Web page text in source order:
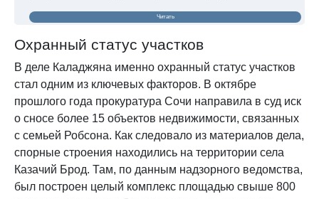
Читать
Охранный статус участков
В деле Каладжяна именно охранный статус участков
стал одним из ключевых факторов. В октябре
прошлого года прокуратура Сочи направила в суд иск
о сносе более 15 объектов недвижимости, связанных
с семьей Робсона. Как следовало из материалов дела,
спорные строения находились на территории села
Казачий Брод. Там, по данным надзорного ведомства,
был построен целый комплекс площадью свыше 800